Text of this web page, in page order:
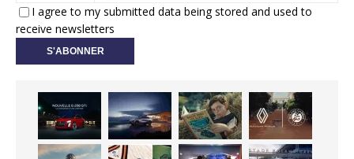
I agree to my submitted data being stored and used to
receive newsletters